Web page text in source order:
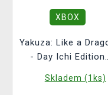
XBOX
Yakuza: Like a
- Day Ichi Edition
Skladem (1ks)